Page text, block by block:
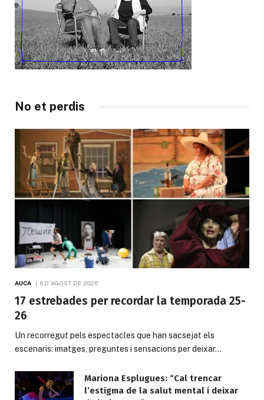
No et perdis
AUCA 6 D'AGOST DE 2026
17 estrebades per recordar la temporada 25-
26
Un recorregut pels espectacles que han sacsejat els
escenaris: imatges, preguntes i sensacions per deixar…
Mariona Esplugues: “Cal trencar
l’estigma de la salut mental i deixar